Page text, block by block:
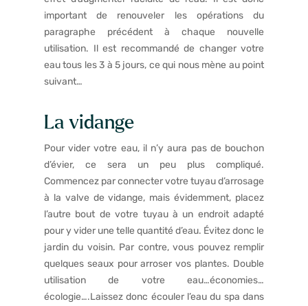
important de renouveler les opérations du
paragraphe précédent à chaque nouvelle
utilisation. Il est recommandé de changer votre
eau tous les 3 à 5 jours, ce qui nous mène au point
suivant…
La vidange
Pour vider votre eau, il n’y aura pas de bouchon
d’évier, ce sera un peu plus compliqué.
Commencez par connecter votre tuyau d’arrosage
à la valve de vidange, mais évidemment, placez
l’autre bout de votre tuyau à un endroit adapté
pour y vider une telle quantité d’eau. Évitez donc le
jardin du voisin. Par contre, vous pouvez remplir
quelques seaux pour arroser vos plantes. Double
utilisation de votre eau…économies…
écologie….Laissez donc écouler l’eau du spa dans